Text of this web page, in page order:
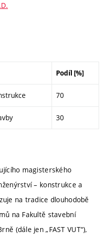
Podíl [%]
70
30
magisterského
– konstrukce a
na tradice dlouhodobě
na Fakultě stavební
(dále jen „FAST VUT“),